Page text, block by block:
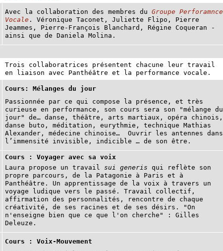
Avec la collaboration des membres du Groupe Perforamnce
Vocale . Véronique Taconet, Juliette Flipo, Pierre
Jeammes, Pierre-François Blanchard, Régine Coqueran -
ainsi que de Daniela Molina.
Trois collaboratrices présentent chacune leur travail
en liaison avec Panthéâtre et la performance vocale.
Cours: Mélanges du jour
Passionnée par ce qui compose la présence, et très
curieuse en performance, son cours sera son "mélange du
jour" de… danse, théâtre, arts martiaux, opéra chinois,
danse buto, méditation, eurythmie, technique Mathias
Alexander, médecine chinoise… Ouvrir les antennes dans
l’immensité invisible, indicible … de son être.
Cours : Voyager avec sa voix
Laura propose un travail sui generis qui reflète son
propre parcours, de la Patagonie à Paris et à
Panthéâtre. Un apprentissage de la voix à travers un
voyage ludique vers le passé. Travail collectif,
affirmation des personnalités, rencontre de chaque
créativité, de ses racines et de ses désirs. "On
n'enseigne bien que ce que l'on cherche" : Gilles
Deleuze.
Cours : Voix-Mouvement